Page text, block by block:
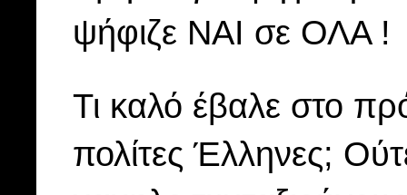
ψήφιζε ΝΑΙ σε ΟΛΑ !
Τι καλό έβαλε στο
πολίτες Έλληνες;